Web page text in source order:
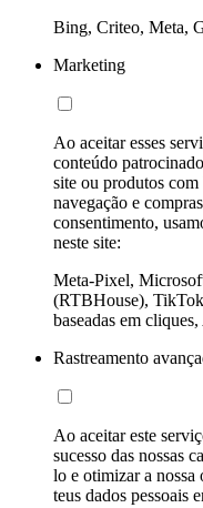
Bing, Criteo, Meta,
Marketing
Ao aceitar esses
conteúdo
site ou produtos com
navegação e
consentimento,
neste site:
Meta-Pixel,
(RTBHouse),
baseadas em
Rastreamento
Ao aceitar este
sucesso das nossas
lo e otimizar a nossa
teus dados pessoais